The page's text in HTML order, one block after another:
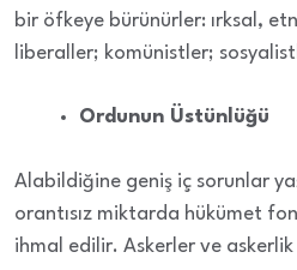
bir öfkeye bürünürler: ırksal,
liberaller; komünistler;
Ordunun Üstünlüğü
Alabildiğine geniş iç sorunlar
orantısız miktarda hükümet
ihmal edilir. Askerler ve